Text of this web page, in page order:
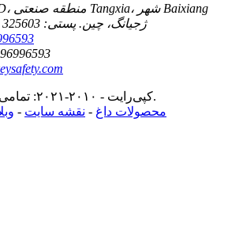
شمالی، Yueqing، ژجیانگ، چین. پستی: 325603
© کپی‌رایت - ۲۰۱۰-۲۰۲۱: تمامی حقوق محفوظ است.
محصولات داغ - نقشه سایت -